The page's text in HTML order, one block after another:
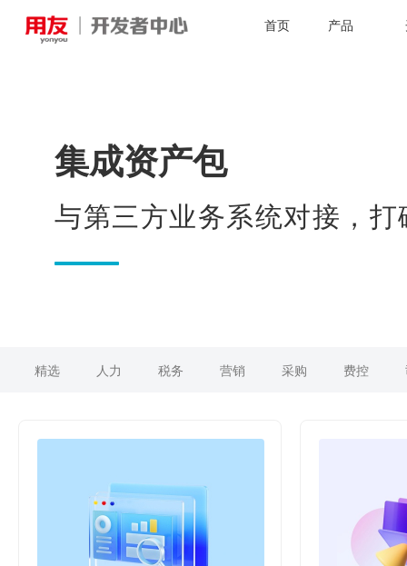
首页 产品
集成资产包
与第三方业务系统对接，
精选 人力 税务 营销 采购 费控